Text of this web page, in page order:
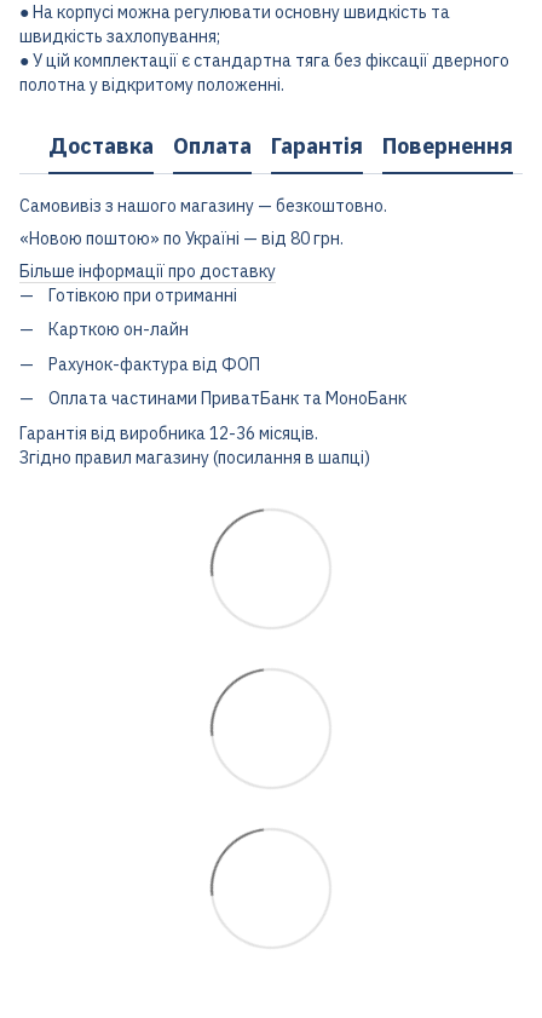
● На корпусі можна регулювати основну швидкість та
швидкість захлопування;
● У цій комплектації є стандартна тяга без фіксації дверного
полотна у відкритому положенні.
Доставка Оплата Гарантія Повернення
Самовивіз з нашого магазину — безкоштовно.
«Новою поштою» по Україні — від 80 грн.
Більше інформації про доставку
Готівкою при отриманні
Карткою он-лайн
Рахунок-фактура від ФОП
Оплата частинами ПриватБанк та МоноБанк
Гарантія від виробника 12-36 місяців.
Згідно правил магазину (посилання в шапці)